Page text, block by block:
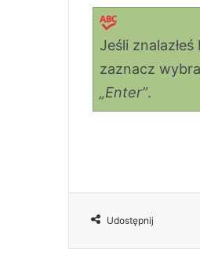
Jeśli
zaznacz
„Enter”.
Udostępnij